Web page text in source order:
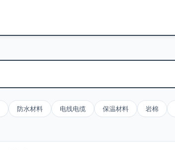
防水材料 电线电缆 保温材料 岩棉